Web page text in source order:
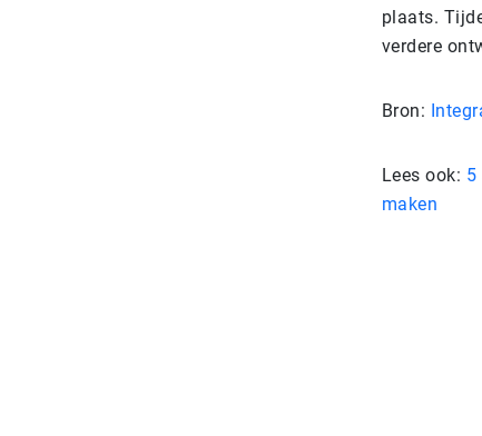
plaats.
verdere
Bron:
Lees ook: 5
maken